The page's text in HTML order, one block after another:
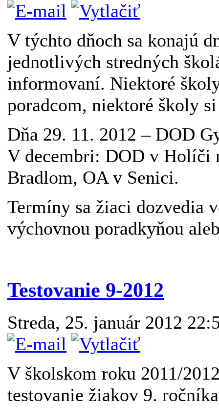
V týchto dňoch sa konajú
jednotlivých stredných
informovaní. Niektoré
poradcom, niektoré školy
Dňa 29. 11. 2012 – DOD
V decembri: DOD v Holíči
Bradlom, OA v Senici.
Termíny sa žiaci dozvedia
výchovnou poradkyňou
Testovanie 9-2012
Streda, 25. január 2012
V školskom roku 2011/
testovanie žiakov 9.